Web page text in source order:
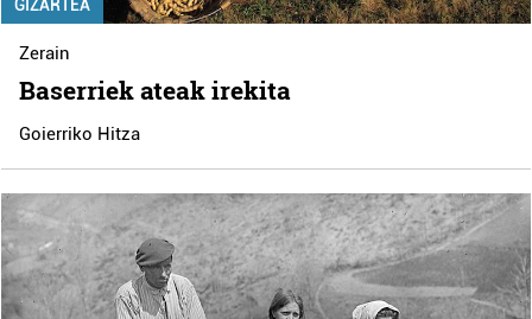
GIZARTEA
Zerain
Baserriek ateak irekita
Goierriko Hitza